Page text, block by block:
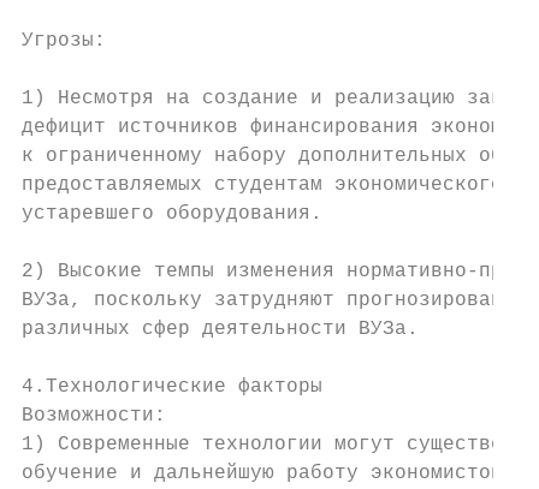
Угрозы:
1) Несмотря на создание и реализацию
дефицит источников финансирования
к ограниченному набору дополнительных
предоставляемых студентам экономического
устаревшего оборудования.
2) Высокие темпы изменения нормативно-
ВУЗа, поскольку затрудняют
различных сфер деятельности ВУЗа.
4.Технологические факторы
Возможности:
1) Современные технологии могут
обучение и дальнейшую работу экономистов,